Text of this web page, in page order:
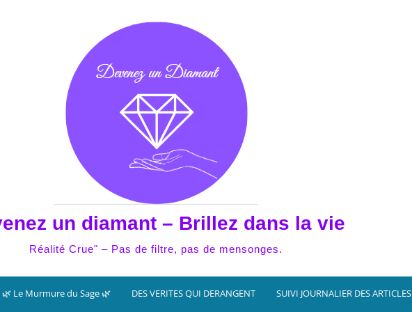
un diamant – Brillez dans la vie
Réalité Crue" – Pas de filtre, pas de mensonges.
🌿 Le Murmure du Sage 🌿 DES VERITES QUI DERANGENT SUIVI JOURNALIER DES ARTICLES